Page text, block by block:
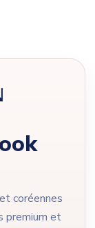
coréennes
premium et